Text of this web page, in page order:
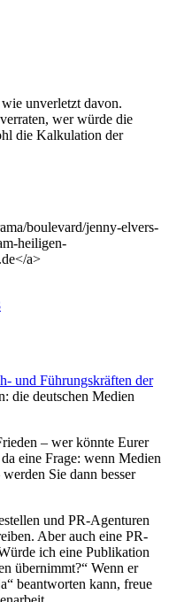
unverletzt davon.
wer würde die
die Kalkulation der
und Führungskräften der
die deutschen Medien
– wer könnte Eurer
eine Frage: wenn Medien
Sie dann besser
und PR-Agenturen
Aber auch eine PR-
ich eine Publikation
übernimmt?“ Wenn er
beantworten kann, freue